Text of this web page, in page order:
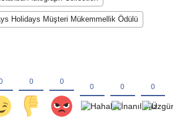
Holidays Müşteri Mükemmellik Ödülü